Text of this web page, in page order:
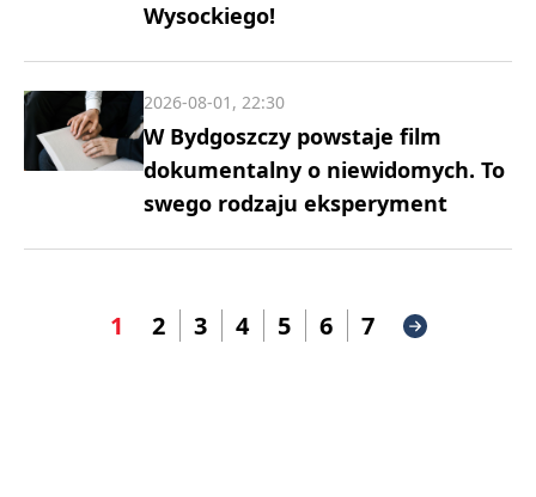
Wysockiego!
W Bydgoszczy powstaje film
dokumentalny o niewidomych. To
swego rodzaju eksperyment
2026-08-01, 22:30
1 2 3 4 5 6 7